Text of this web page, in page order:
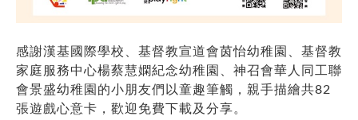
感謝漢基國際學校、基督教宣道會茵怡幼稚園、基督教
家庭服務中心楊蔡慧嫻紀念幼稚園、神召會華人同工聯
會景盛幼稚園的小朋友們以童趣筆觸，親手描繪共82
張遊戲心意卡，歡迎免費下載及分享。